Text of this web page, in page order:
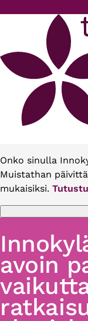
Onko sinulla
Muistathan
mukaisiksi.
avoin